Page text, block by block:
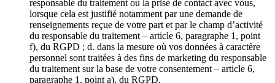
responsable du traitement ou la prise de contact avec vous,
lorsque cela est justifié notamment par une demande de
renseignements reçue de votre part et par le champ d’activité
du responsable du traitement – article 6, paragraphe 1, point
f), du RGPD ; d. dans la mesure où vos données à caractère
personnel sont traitées à des fins de marketing du responsable
du traitement sur la base de votre consentement – article 6,
paragraphe 1, point a), du RGPD.